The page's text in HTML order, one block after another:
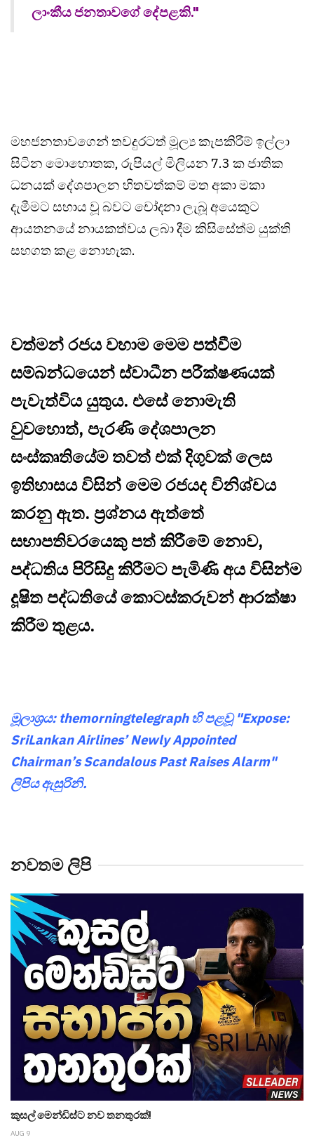
ලාංකීය ජනතාවගේ දේපළකි."
මහජනතාවගෙන් තවදුරටත් මූල්‍ය කැපකිරීම් ඉල්ලා
සිටින මොහොතක, රුපියල් මිලියන 7.3 ක ජාතික
ධනයක් දේශපාලන හිතවත්කම් මත අකා මකා
දැමීමට සහාය වූ බවට චෝදනා ලැබූ අයෙකුට
ආයතනයේ නායකත්වය ලබා දීම කිසිසේත්ම යුක්ති
සහගත කළ නොහැක.
වත්මන් රජය වහාම මෙම පත්වීම
සම්බන්ධයෙන් ස්වාධීන පරීක්ෂණයක්
පැවැත්විය යුතුය. එසේ නොමැති
වුවහොත්, පැරණි දේශපාලන
සංස්කෘතියේම තවත් එක් දිගුවක් ලෙස
ඉතිහාසය විසින් මෙම රජයද විනිශ්චය
කරනු ඇත. ප්‍රශ්නය ඇත්තේ
සභාපතිවරයෙකු පත් කිරීමේ නොව,
පද්ධතිය පිරිසිදු කිරීමට පැමිණි අය විසින්ම
දූෂිත පද්ධතියේ කොටස්කරුවන් ආරක්ෂා
කිරීම තුළය.
මූලාශ්‍රය: themorningtelegraph හි පළවූ "Expose:
SriLankan Airlines’ Newly Appointed
Chairman’s Scandalous Past Raises Alarm"
ලිපිය ඇසුරිනි.
නවතම ලිපි
කුසල් මෙන්ඩිස්ට නව තනතුරක්!
AUG 9